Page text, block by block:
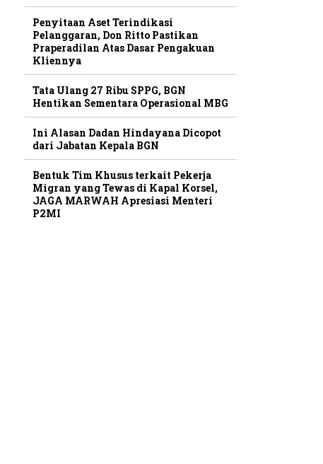
Penyitaan Aset Terindikasi
Pelanggaran, Don Ritto Pastikan
Praperadilan Atas Dasar Pengakuan
Kliennya
Tata Ulang 27 Ribu SPPG, BGN
Hentikan Sementara Operasional MBG
Ini Alasan Dadan Hindayana Dicopot
dari Jabatan Kepala BGN
Bentuk Tim Khusus terkait Pekerja
Migran yang Tewas di Kapal Korsel,
JAGA MARWAH Apresiasi Menteri
P2MI